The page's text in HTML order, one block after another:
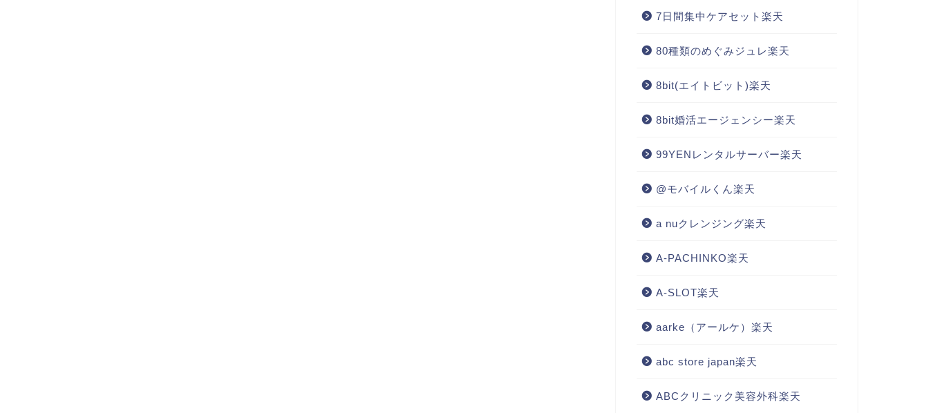
7日間集中ケアセット楽天
80種類のめぐみジュレ楽天
8bit(エイトビット)楽天
8bit婚活エージェンシー楽天
99YENレンタルサーバー楽天
@モバイルくん楽天
a nuクレンジング楽天
A-PACHINKO楽天
A-SLOT楽天
aarke（アールケ）楽天
abc store japan楽天
ABCクリニック美容外科楽天